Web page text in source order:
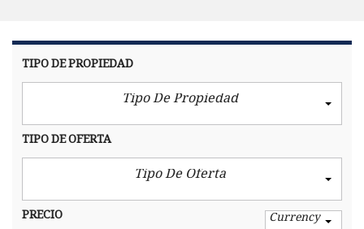
TIPO DE PROPIEDAD
Tipo De Propiedad
TIPO DE OFERTA
Tipo De Oferta
PRECIO Currency